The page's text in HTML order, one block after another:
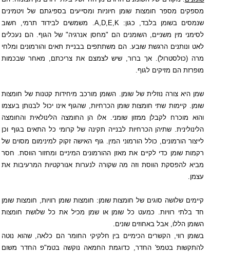
מספקים מספר חומצות שומן חיוניות ומסייעים בספיגתם של ויטמינים
שנמסים בשומן בלבד, כגון: A,D,E,K . משמשים לבידוד תרמי, חשוב
לסימני מין משניים, השומנים הם "מחסן אנרגיה" של הגוף. הם נעכלים
לאט ונותנים הרגשת שובע. הם משתתפים בבניית תאים והורמונים ומלחי
מרה (כולסטרול). אך ברור, שיש לצמצם את צריכתם, מאחר שבכמות
מופרזת הם מזיקים לגוף.
שמן היא צורה נוזלית של שומן. השומן מורכב מיחידות קטנות של חומצות
שומן. קיימות שתי חומצות שומן הכרחיות, שהגוף אינו יכול לבנותן בעצמו
והוא מוכרח לקבלן ממזון שומני. אלו הן החומצה הלינולאית והחומצה
הלינולינית. שתיהן הכרחיות לבנייה תקינה של קרומי כל התאים בגוף וכן
לייצור הורמונים, כולל הורמוני המין. גוף האישה זקוק למינימום מסוים של
רקמות שומן כדי לקיים את מאזן ההורמונים המיניים ומחזור הווסת. חסר
מביא להפסקת הווסת וזה מה שקורה לנערות אנורקטיות המרעיבות את
עצמן.
קיימים שלושה סוגים של חומצות שומן: חומצות שומן רוויות, חומצות שומן
חד בלתי רוויות. כמעט כל שומן או שמן מכיל את כל שלושת חומצות
השומן הללו, אבל באחוזים שונים.
בשומן רווי, הקשרים הכימיים בין חלקיקי החומר הם כלאה, שהוא נוטה
להתקשות בטמפ' החדר, כדוגמת החמאה נוקשה בטמ"פ החדר משום